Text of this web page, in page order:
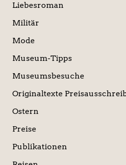
Liebesroman
Militär
Mode
Museum-Tipps
Museumsbesuche
Originaltexte
Ostern
Preise
Publikationen